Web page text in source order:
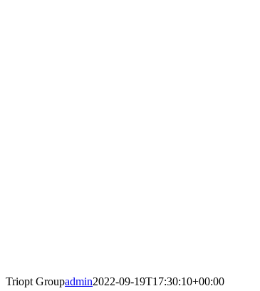
Triopt Groupadmin2022-09-19T17:30:10+00:00